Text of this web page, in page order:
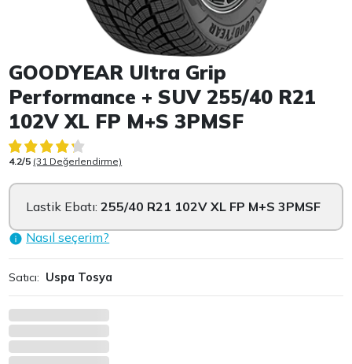
Item 1 of 1
GOODYEAR Ultra Grip
Performance + SUV 255/40 R21
102V XL FP M+S 3PMSF
4.2/5 (31 Değerlendirme)
Lastik Ebatı:255/40 R21 102V XL FP M+S 3PMSF
Nasıl seçerim?
Satıcı: Uspa Tosya